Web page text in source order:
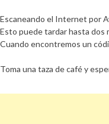
Escaneando el Internet por
Esto puede tardar hasta dos
Cuando encontremos un
Toma una taza de café y